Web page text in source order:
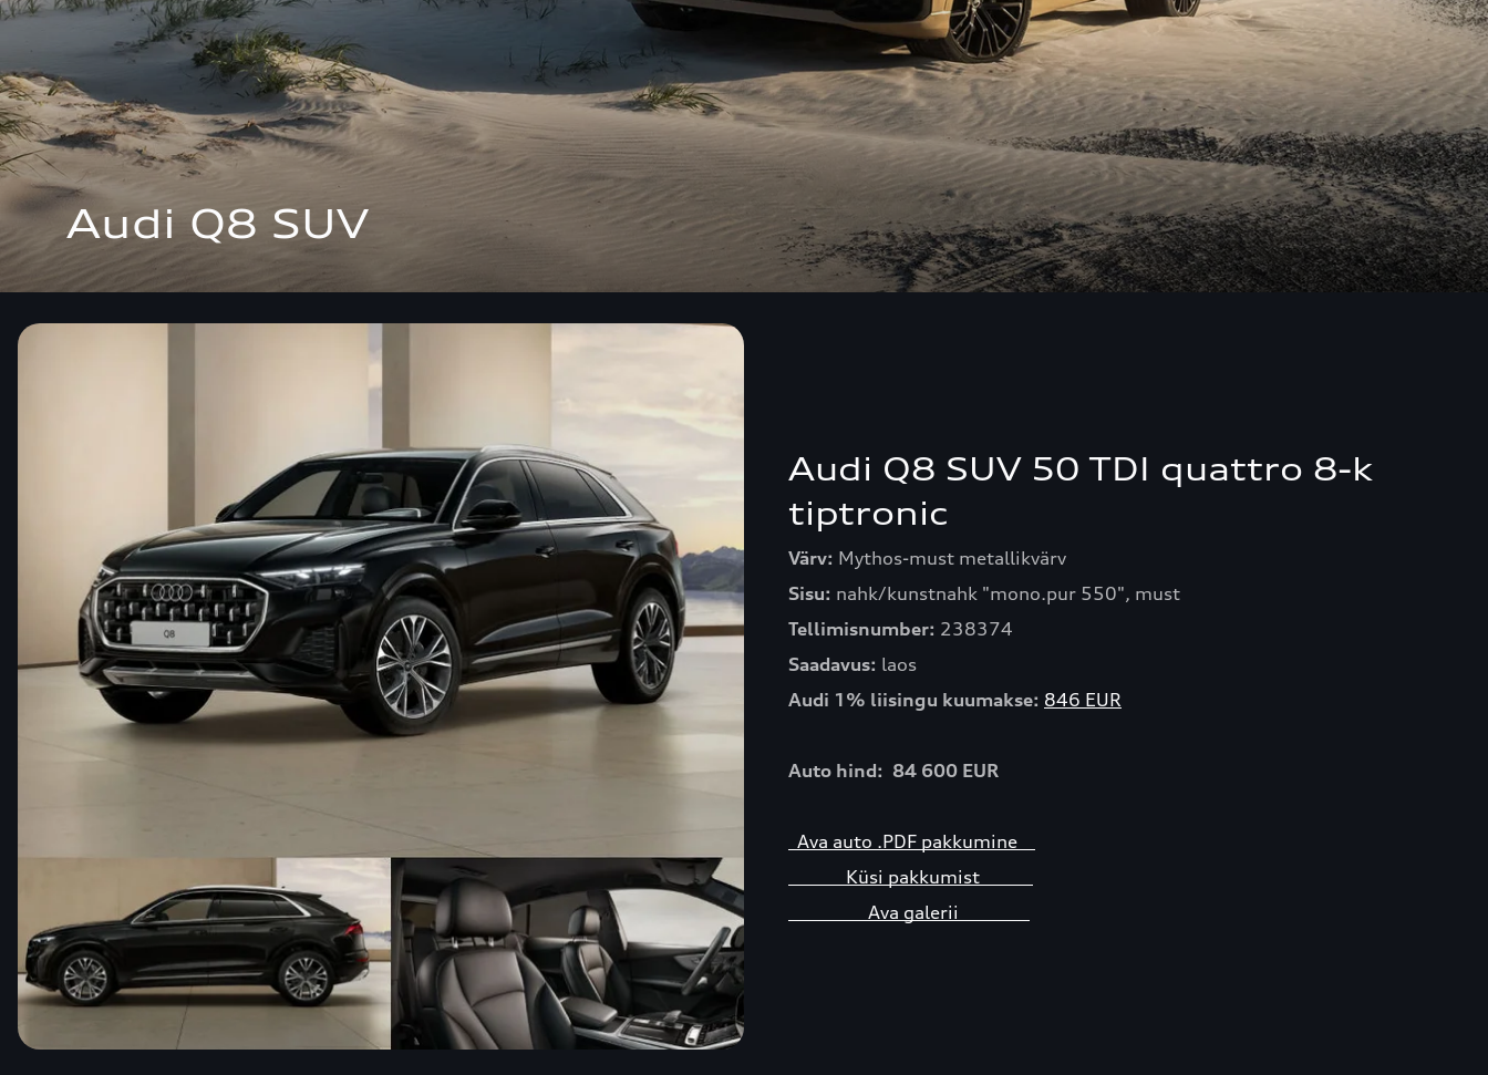
Audi Q8 SUV
Audi Q8 SUV 50 TDI quattro 8-k
tiptronic
Värv: Mythos-must metallikvärv
Sisu: nahk/kunstnahk "mono.pur 550", must
Tellimisnumber: 238374
Saadavus: laos
Audi 1% liisingu kuumakse: 846 EUR
Auto hind: 84 600 EUR
Ava auto .PDF pakkumine
Küsi pakkumist
Ava galerii